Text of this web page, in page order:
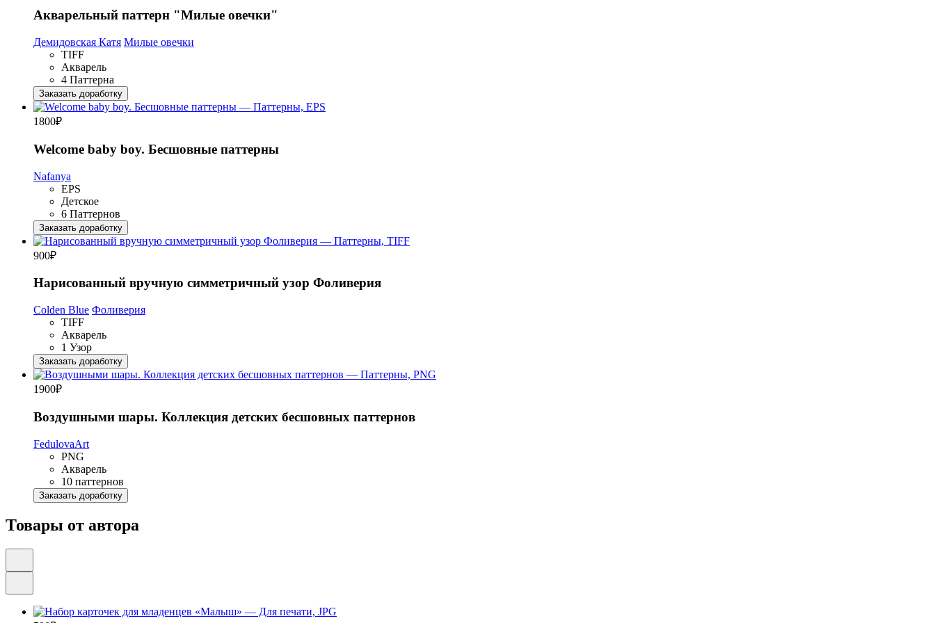
Акварельный паттерн "Милые овечки"
Демидовская Катя Милые овечки
TIFF
Акварель
4 Паттерна
Заказать доработку
1800₽
Welcome baby boy. Бесшовные паттерны
Nafanya
EPS
Детское
6 Паттернов
Заказать доработку
900₽
Нарисованный вручную симметричный узор Фоливерия
Colden Blue Фоливерия
TIFF
Акварель
1 Узор
Заказать доработку
1900₽
Воздушными шары. Коллекция детских бесшовных паттернов
FedulovaArt
PNG
Акварель
10 паттернов
Заказать доработку
Товары от автора